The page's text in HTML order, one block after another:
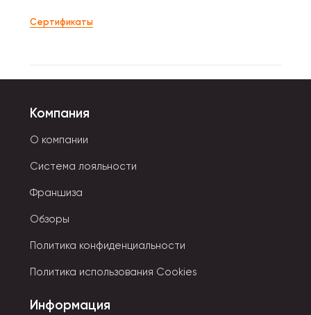
Сертификаты
Компания
О компании
Система лояльности
Франшиза
Обзоры
Политика конфиденциальности
Политика использования Cookies
Информация